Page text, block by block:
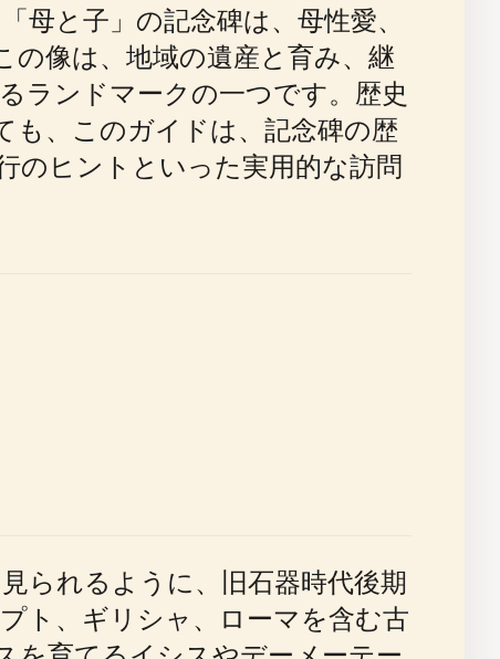
と子」の記念碑は、母性愛、
の像は、地域の遺産と育み、継
ランドマークの一つです。歴史
も、このガイドは、記念碑の歴
のヒントといった実用的な訪問
られるように、旧石器時代後期
ト、ギリシャ、ローマを含む古